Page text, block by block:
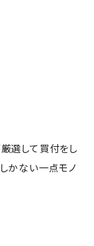
選して買付をし
かない一点モノ